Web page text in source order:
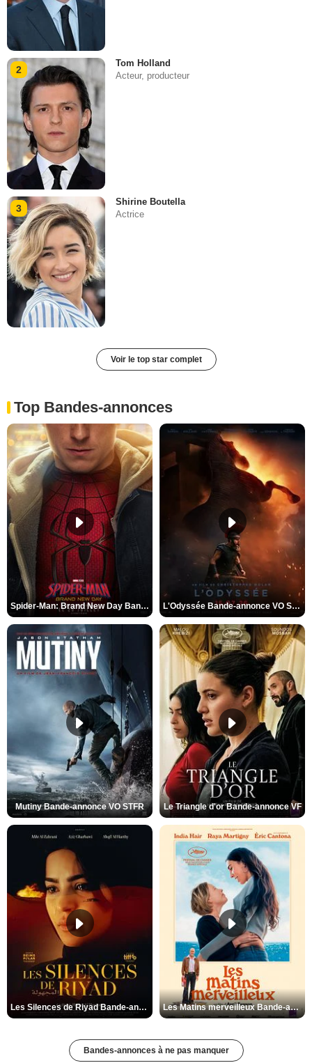
2
Tom Holland
Acteur, producteur
3
Shirine Boutella
Actrice
Voir le top star complet
Top Bandes-annonces
Spider-Man: Brand New Day Bande-annonce VO STFR L'Odyssée Bande-annonce VO STFR
Mutiny Bande-annonce VO STFR Le Triangle d'or Bande-annonce VF
Les Silences de Riyad Bande-annonce VO STFR Les Matins merveilleux Bande-annonce VF
Bandes-annonces à ne pas manquer